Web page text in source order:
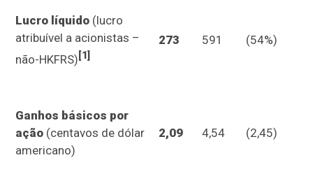
Lucro líquido (lucro
atribuível a acionistas –
não-HKFRS) [1]
273 591 (54%)
Ganhos básicos por
ação (centavos de dólar
americano)
2,09 4,54 (2,45)